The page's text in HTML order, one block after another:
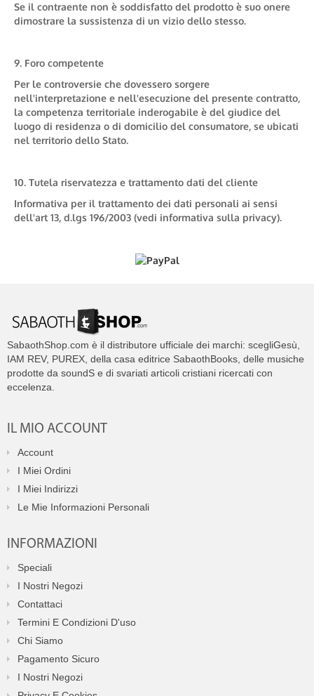
Se il contraente non è soddisfatto del prodotto è suo onere
dimostrare la sussistenza di un vizio dello stesso.
9. Foro competente
Per le controversie che dovessero sorgere
nell'interpretazione e nell'esecuzione del presente contratto,
la competenza territoriale inderogabile è del giudice del
luogo di residenza o di domicilio del consumatore, se ubicati
nel territorio dello Stato.
10. Tutela riservatezza e trattamento dati del cliente
Informativa per il trattamento dei dati personali ai sensi
dell'art 13, d.lgs 196/2003 (vedi informativa sulla privacy).
SabaothShop.com è il distributore ufficiale dei marchi: scegliGesù,
IAM REV, PUREX, della casa editrice SabaothBooks, delle musiche
prodotte da soundS e di svariati articoli cristiani ricercati con
eccelenza.
IL MIO ACCOUNT
Account
I Miei Ordini
I Miei Indirizzi
Le Mie Informazioni Personali
INFORMAZIONI
Speciali
I Nostri Negozi
Contattaci
Termini E Condizioni D'uso
Chi Siamo
Pagamento Sicuro
I Nostri Negozi